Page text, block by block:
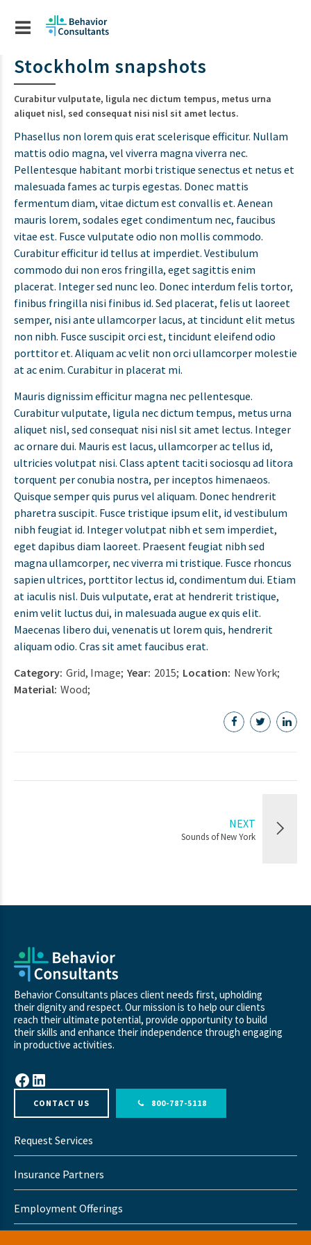
Stockholm snapshots
Curabitur vulputate, ligula nec dictum tempus, metus urna
aliquet nisl, sed consequat nisi nisl sit amet lectus.
Phasellus non lorem quis erat scelerisque efficitur. Nullam
mattis odio magna, vel viverra magna viverra nec.
Pellentesque habitant morbi tristique senectus et netus et
malesuada fames ac turpis egestas. Donec mattis
fermentum diam, vitae dictum est convallis et. Aenean
mauris lorem, sodales eget condimentum nec, faucibus
vitae est. Fusce vulputate odio non mollis commodo.
Curabitur efficitur id tellus at imperdiet. Vestibulum
commodo dui non eros fringilla, eget sagittis enim
placerat. Integer sed nunc leo. Donec interdum felis tortor,
finibus fringilla nisi finibus id. Sed placerat, felis ut laoreet
semper, nisi ante ullamcorper lacus, at tincidunt elit metus
non nibh. Fusce suscipit orci est, tincidunt eleifend odio
porttitor et. Aliquam ac velit non orci ullamcorper molestie
at ac enim. Curabitur in placerat mi.
Mauris dignissim efficitur magna nec pellentesque.
Curabitur vulputate, ligula nec dictum tempus, metus urna
aliquet nisl, sed consequat nisi nisl sit amet lectus. Integer
ac ornare dui. Mauris est lacus, ullamcorper ac tellus id,
ultricies volutpat nisi. Class aptent taciti sociosqu ad litora
torquent per conubia nostra, per inceptos himenaeos.
Quisque semper quis purus vel aliquam. Donec hendrerit
pharetra suscipit. Fusce tristique ipsum elit, id vestibulum
nibh feugiat id. Integer volutpat nibh et sem imperdiet,
eget dapibus diam laoreet. Praesent feugiat nibh sed
magna ullamcorper, nec viverra mi tristique. Fusce rhoncus
sapien ultrices, porttitor lectus id, condimentum dui. Etiam
at iaculis nisl. Duis vulputate, erat at hendrerit tristique,
enim velit luctus dui, in malesuada augue ex quis elit.
Maecenas libero dui, venenatis ut lorem quis, hendrerit
aliquam odio. Cras sit amet faucibus erat.
Category Grid, Image Year 2015 Location New York
Material Wood
NEXT
Sounds of New York
Behavior Consultants places client needs first, upholding
their dignity and respect. Our mission is to help our clients
reach their ultimate potential, provide opportunity to build
their skills and enhance their independence through engaging
in productive activities.
Facebook LinkedIn
CONTACT US 800-787-5118
Request Services
Insurance Partners
Employment Offerings